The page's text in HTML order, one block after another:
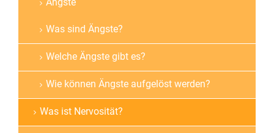
Was sind Ängste?
Welche Ängste gibt es?
Wie können Ängste aufgelöst werden?
Was ist Nervosität?